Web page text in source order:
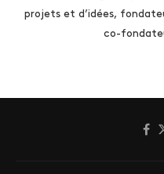
projets et d’idées,
co-